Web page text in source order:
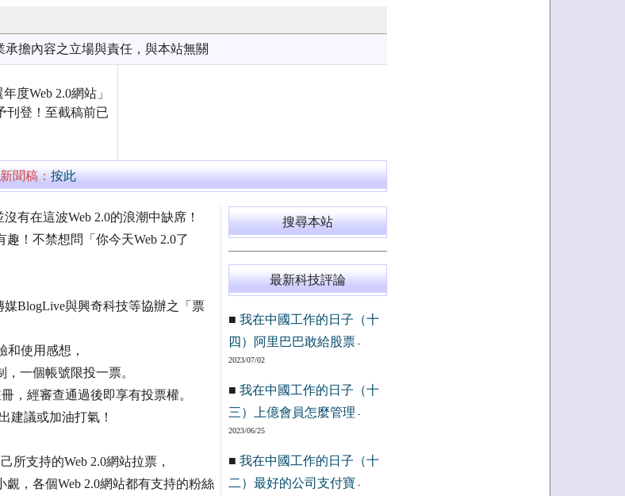
承擔內容之立場與責任，與本站無關
度Web 2.0網站」
刊登！至截稿前已
聞稿：按此
有在這波Web 2.0的浪潮中缺席！
！不禁想問「你今天Web 2.0了
BlogLive與興奇科技等協辦之「票
和使用感想，
一個帳號限投一票。
，經審查通過後即享有投票權。
建議或加油打氣！
所支持的Web 2.0網站拉票，
，各個Web 2.0網站都有支持的粉絲
搜尋本站
最新科技評論
■ 我在中國工作的日子（十
四）阿里巴巴敢給股票-
2023/07/02
■ 我在中國工作的日子（十
三）上億會員怎麼管理 -
2023/06/25
■ 我在中國工作的日子（十
二）最好的公司支付寶 -